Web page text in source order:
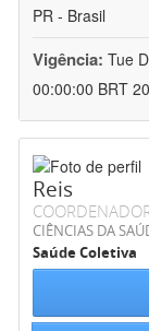
PR - Brasil
Vigência: Tue
00:00:00 BRT
Reis
CIÊNCIAS DA
Saúde Coletiva